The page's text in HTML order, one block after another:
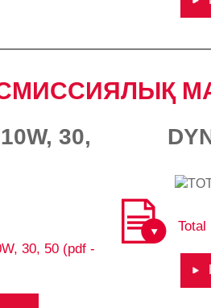
30,
30, 50 (pdf -
Total